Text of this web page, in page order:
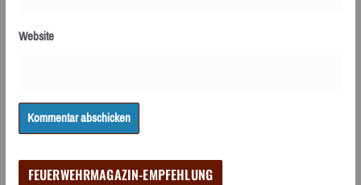
Website
FEUERWEHRMAGAZIN-EMPFEHLUNG